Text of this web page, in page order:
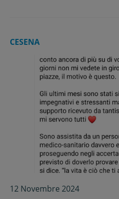
CESENA
12 Novembre 2024